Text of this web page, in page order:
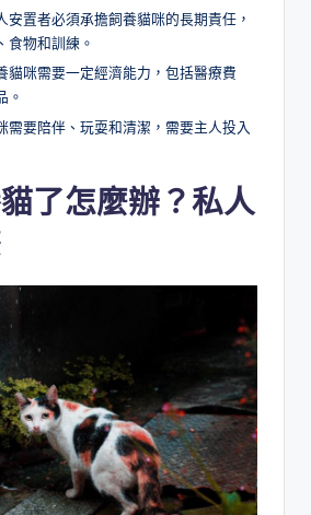
安置者必須承擔飼養貓咪的長期責任，
食物和訓練。
貓咪需要一定經濟能力，包括醫療費
。
需要陪伴、玩耍和清潔，需要主人投入
了怎麼辦？私人